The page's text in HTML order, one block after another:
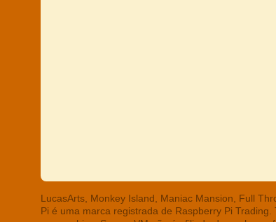
LucasArts, Monkey Island, Maniac Mansion, Full
Pi é uma marca registrada de Raspberry Pi